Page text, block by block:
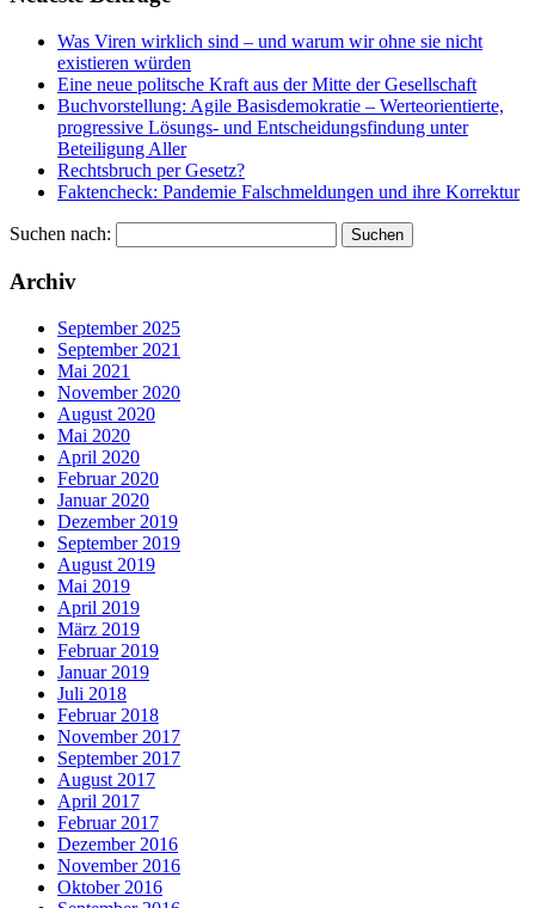
Was Viren wirklich sind – und warum wir ohne sie nicht
existieren würden
Eine neue politsche Kraft aus der Mitte der Gesellschaft
Buchvorstellung: Agile Basisdemokratie – Werteorientierte,
progressive Lösungs- und Entscheidungsfindung unter
Beteiligung Aller
Rechtsbruch per Gesetz?
Faktencheck: Pandemie Falschmeldungen und ihre Korrektur
Suchen nach:
Archiv
September 2025
September 2021
Mai 2021
November 2020
August 2020
Mai 2020
April 2020
Februar 2020
Januar 2020
Dezember 2019
September 2019
August 2019
Mai 2019
April 2019
März 2019
Februar 2019
Januar 2019
Juli 2018
Februar 2018
November 2017
September 2017
August 2017
April 2017
Februar 2017
Dezember 2016
November 2016
Oktober 2016